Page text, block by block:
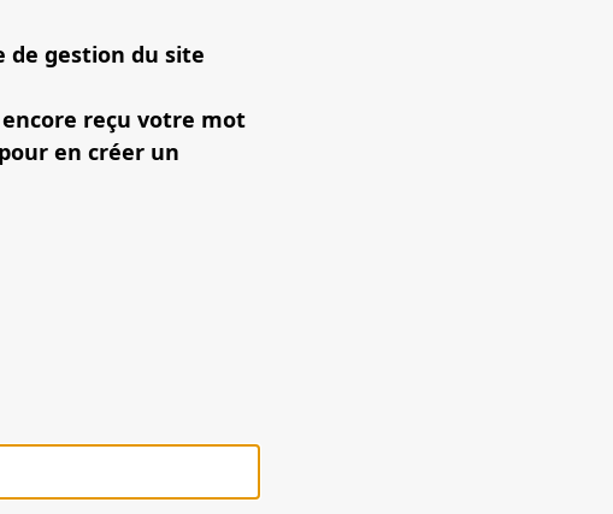
de gestion du site
reçu votre mot
en créer un